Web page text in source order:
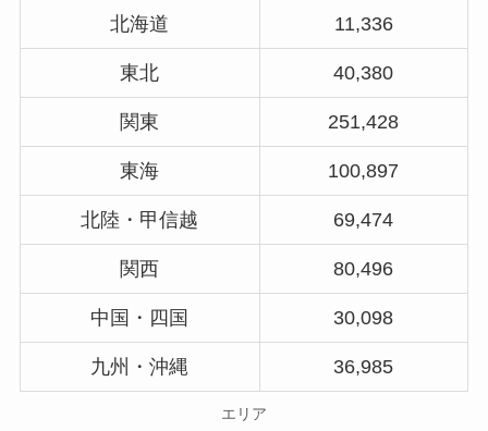
北海道 11,336
東北 40,380
関東 251,428
東海 100,897
北陸・甲信越 69,474
関西 80,496
中国・四国 30,098
九州・沖縄 36,985
エリア